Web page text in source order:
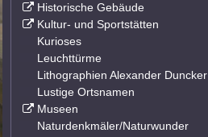
Historische Gebäude
Kultur- und Sportstätten
Kurioses
Leuchttürme
Lithographien Alexander Duncker
Lustige Ortsnamen
Museen
Naturdenkmäler/Naturwunder